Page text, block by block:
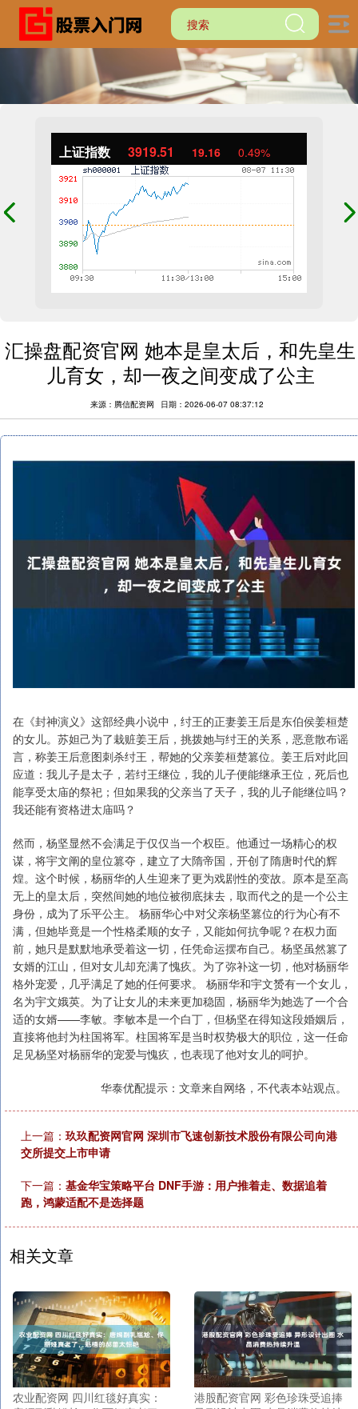
上证指数 3919.51 19.16 0.49%
汇操盘配资官网 她本是皇太后，和先皇生
儿育女，却一夜之间变成了公主
来源：腾信配资网 日期：2026-06-07 08:37:12
在《封神演义》这部经典小说中，纣王的正妻姜王后是东伯侯姜桓楚
的女儿。苏妲己为了栽赃姜王后，挑拨她与纣王的关系，恶意散布谣
言，称姜王后意图刺杀纣王，帮她的父亲姜桓楚篡位。姜王后对此回
应道：我儿子是太子，若纣王继位，我的儿子便能继承王位，死后也
能享受太庙的祭祀；但如果我的父亲当了天子，我的儿子能继位吗？
我还能有资格进太庙吗？
然而，杨坚显然不会满足于仅仅当一个权臣。他通过一场精心的权
谋，将宇文阐的皇位篡夺，建立了大隋帝国，开创了隋唐时代的辉
煌。这个时候，杨丽华的人生迎来了更为戏剧性的变故。原本是至高
无上的皇太后，突然间她的地位被彻底抹去，取而代之的是一个公主
身份，成为了乐平公主。 杨丽华心中对父亲杨坚篡位的行为心有不
满，但她毕竟是一个性格柔顺的女子，又能如何抗争呢？在权力面
前，她只是默默地承受着这一切，任凭命运摆布自己。杨坚虽然篡了
女婿的江山，但对女儿却充满了愧疚。为了弥补这一切，他对杨丽华
格外宠爱，几乎满足了她的任何要求。 杨丽华和宇文赟有一个女儿，
名为宇文娥英。为了让女儿的未来更加稳固，杨丽华为她选了一个合
适的女婿——李敏。李敏本是一个白丁，但杨坚在得知这段婚姻后，
直接将他封为柱国将军。柱国将军是当时权势极大的职位，这一任命
足见杨坚对杨丽华的宠爱与愧疚，也表现了他对女儿的呵护。
华泰优配提示：文章来自网络，不代表本站观点。
上一篇： 玖玖配资网官网 深圳市飞速创新技术股份有限公司向港
交所提交上市申请
下一篇： 基金华宝策略平台 DNF手游：用户推着走、数据追着
跑，鸿蒙适配不是选择题
相关文章
农业配资网 四川红毯好真实：
港股配资官网 彩色珍珠受追捧